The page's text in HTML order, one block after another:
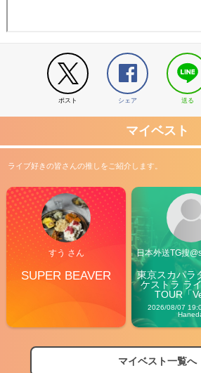
ポスト シェア 送る
マイベスト
ライブ好きの皆さんの推しをご紹介します。
すう さん
SUPER BEAVER
日本外送TG搜
東京スカパラ
ケストラ ラ
TOUR「
2026/08/07
マイベスト一覧へ
【フェス特集2026】フェス情報はここから！